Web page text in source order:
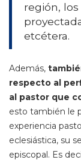
región,
etcétera.
Además,
respecto al
al pastor que
esto también le
experiencia
eclesiástica, su
episcopal. Es